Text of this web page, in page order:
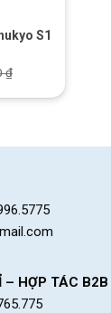
S1
₫
– HỢP TÁC B2B